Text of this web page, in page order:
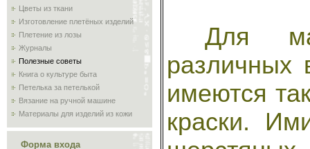
Цветы из ткани
Изготовление плетёных изделий
Плетение из лозы
Журналы
Полезные советы
Книга о культуре быта
Петелька за петелькой
Вязание на ручной машине
Материалы для изделий из кожи
Сам себе мастер
Обучение плиточников и
Форма входа
Для
различных
имеются
краски.